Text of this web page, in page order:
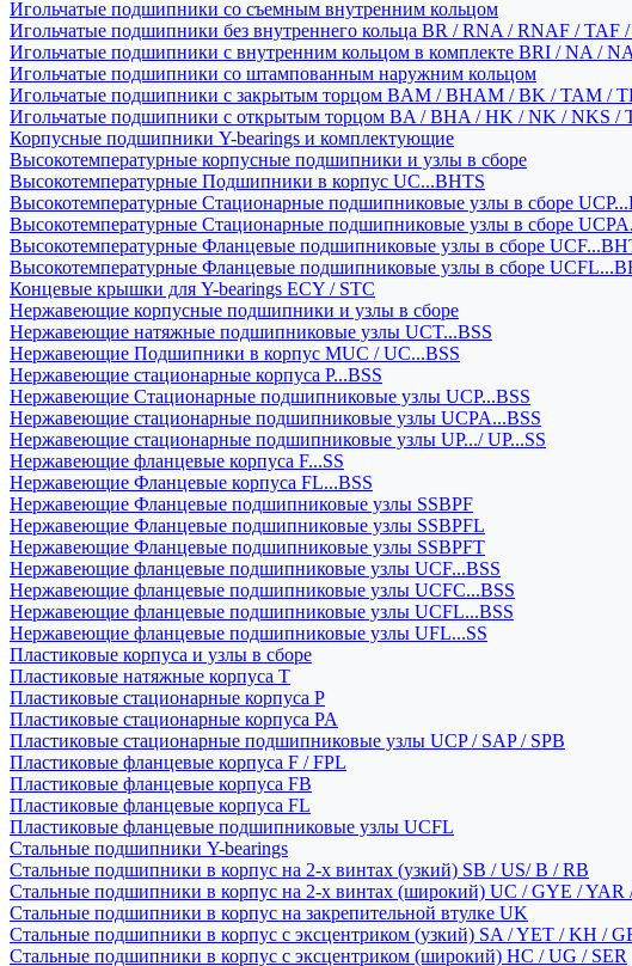
Игольчатые подшипники со съемным внутренним кольцом
Игольчатые подшипники без внутреннего кольца BR / RNA / RNAF / TAF
Игольчатые подшипники с внутренним кольцом в комплекте BRI / NA /
Игольчатые подшипники со штампованным наружним кольцом
Игольчатые подшипники с закрытым торцом BAM / BHAM / BK / TAM /
Игольчатые подшипники с открытым торцом BA / BHA / HK / NK / NKS /
Корпусные подшипники Y-bearings и комплектующие
Высокотемпературные корпусные подшипники и узлы в сборе
Высокотемпературные Подшипники в корпус UC...BHTS
Высокотемпературные Стационарные подшипниковые узлы в сборе
Высокотемпературные Стационарные подшипниковые узлы в сборе
Высокотемпературные Фланцевые подшипниковые узлы в сборе
Высокотемпературные Фланцевые подшипниковые узлы в сборе
Концевые крышки для Y-bearings ECY / STC
Нержавеющие корпусные подшипники и узлы в сборе
Нержавеющие натяжные подшипниковые узлы UCT...BSS
Нержавеющие Подшипники в корпус MUC / UC...BSS
Нержавеющие стационарные корпуса P...BSS
Нержавеющие Стационарные подшипниковые узлы UCP...BSS
Нержавеющие стационарные подшипниковые узлы UCPA...BSS
Нержавеющие стационарные подшипниковые узлы UP.../ UP...SS
Нержавеющие фланцевые корпуса F...SS
Нержавеющие Фланцевые корпуса FL...BSS
Нержавеющие Фланцевые подшипниковые узлы SSBPF
Нержавеющие Фланцевые подшипниковые узлы SSBPFL
Нержавеющие Фланцевые подшипниковые узлы SSBPFT
Нержавеющие фланцевые подшипниковые узлы UCF...BSS
Нержавеющие фланцевые подшипниковые узлы UCFC...BSS
Нержавеющие фланцевые подшипниковые узлы UCFL...BSS
Нержавеющие фланцевые подшипниковые узлы UFL...SS
Пластиковые корпуса и узлы в сборе
Пластиковые натяжные корпуса T
Пластиковые стационарные корпуса P
Пластиковые стационарные корпуса PA
Пластиковые стационарные подшипниковые узлы UCP / SAP / SPB
Пластиковые фланцевые корпуса F / FPL
Пластиковые фланцевые корпуса FB
Пластиковые фланцевые корпуса FL
Пластиковые фланцевые подшипниковые узлы UCFL
Стальные подшипники Y-bearings
Стальные подшипники в корпус на 2-х винтах (узкий) SB / US/ B / RB
Стальные подшипники в корпус на 2-х винтах (широкий) UC / GYE / YAR
Стальные подшипники в корпус на закрепительной втулке UK
Стальные подшипники в корпус с эксцентриком (узкий) SA / YET / KH /
Стальные подшипники в корпус с эксцентриком (широкий) HC / UG / SER